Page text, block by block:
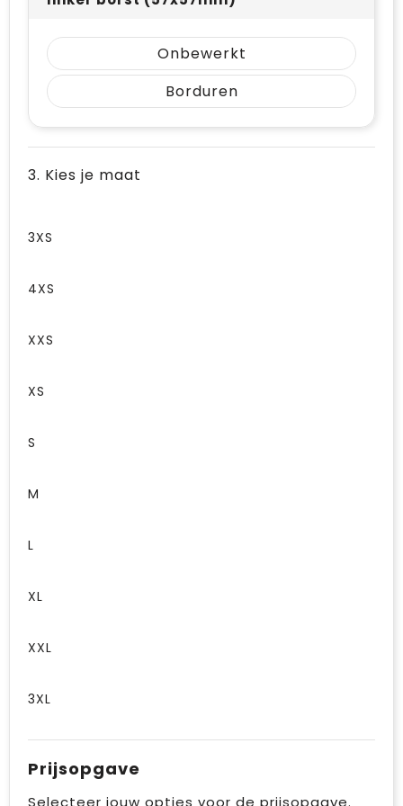
Waterflesjes
Winterse inspiratie
Golftassen
Trolleys
Onbewerkt
Borduren
3. Kies je maat
3XS
4XS
XXS
XS
S
M
L
XL
XXL
3XL
Prijsopgave
Selecteer jouw opties voor de prijsopgave.